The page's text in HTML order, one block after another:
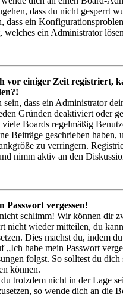
dass du nicht gesperrt
dass ein
welches ein Administrator
vor einiger Zeit registriert,
sein, dass ein Administrator
Gründen deaktiviert oder
viele Boards regelmäßig
Beiträge geschrieben haben,
zu verringern.
nimm aktiv an den
Passwort vergessen!
schlimm! Wir können dir
nicht wieder mitteilen, du
Dies machst du, indem
„Ich habe mein Passwort
folgst. So solltest du dich
können.
trotzdem nicht in der Lage
so wende dich an die